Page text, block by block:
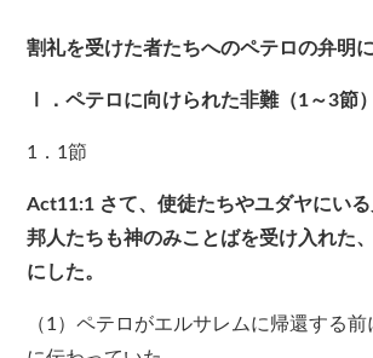
割礼を受けた者たちへのペテロの弁明
Ⅰ．ペテロに向けられた非難（1～3節）
1．1節
Act11:1 さて、使徒たちやユダヤにい
邦人たちも神のみことばを受け入れた
にした。
（1）ペテロがエルサレムに帰還する